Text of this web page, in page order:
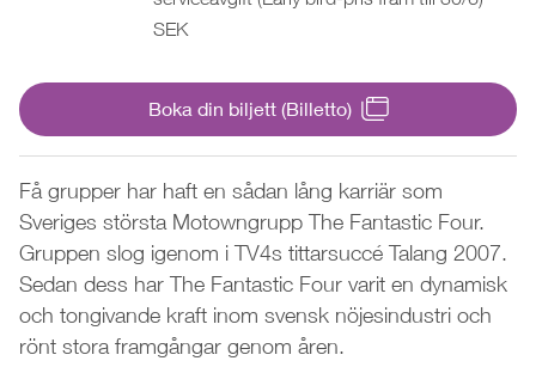
SEK
Boka din biljett (Billetto)
Få grupper har haft en sådan lång karriär som
Sveriges största Motowngrupp The Fantastic Four.
Gruppen slog igenom i TV4s tittarsuccé Talang 2007.
Sedan dess har The Fantastic Four varit en dynamisk
och tongivande kraft inom svensk nöjesindustri och
rönt stora framgångar genom åren.